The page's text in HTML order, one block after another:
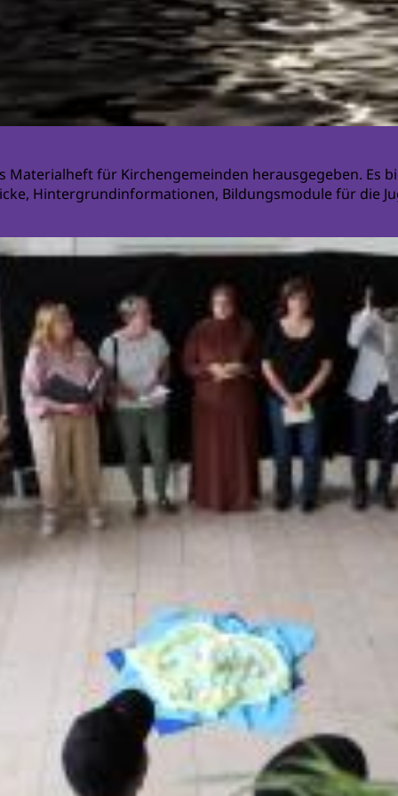
Materialheft für Kirchengemeinden herausgegeben. Es
Hintergrundinformationen, Bildungsmodule für die